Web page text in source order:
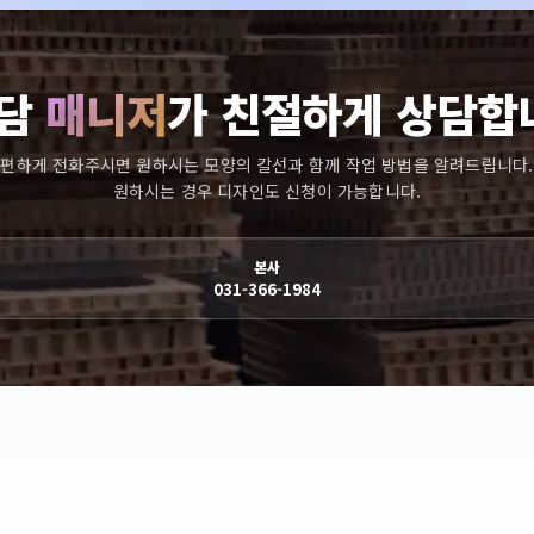
매니저가 친절하게 상담합
편하게 전화주시면 원하시는 모양의 칼선과 함께 작업 방법을 알려드립니다.
원하시는 경우 디자인도 신청이 가능합니다.
본사
031-366-1984